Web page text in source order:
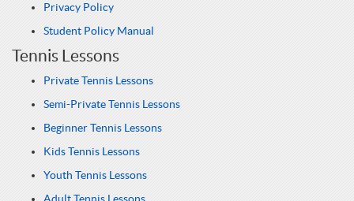
Privacy Policy
Student Policy Manual
Tennis Lessons
Private Tennis Lessons
Semi-Private Tennis Lessons
Beginner Tennis Lessons
Kids Tennis Lessons
Youth Tennis Lessons